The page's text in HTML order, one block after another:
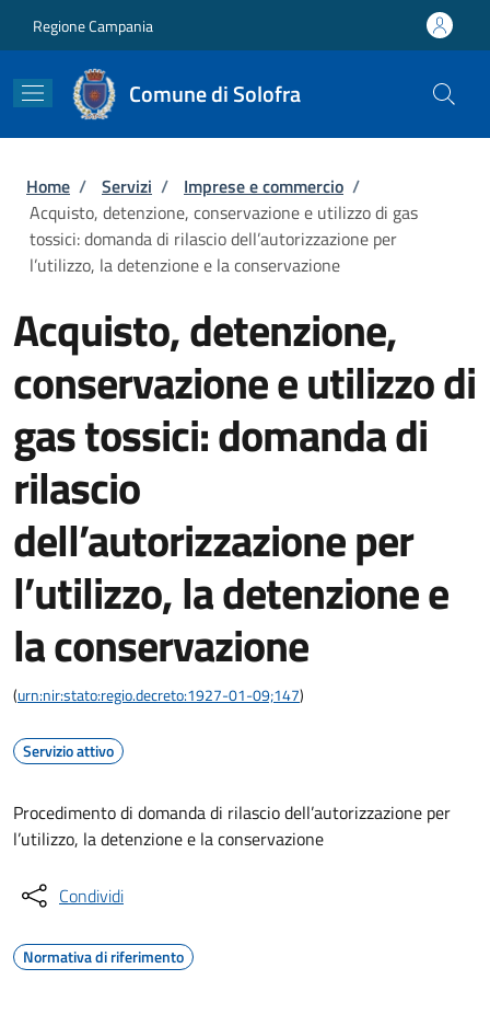
Regione Campania
Comune di Solofra
Briciole di pane
Home / Servizi / Imprese e commercio /
Acquisto, detenzione, conservazione e utilizzo di gas
tossici: domanda di rilascio dell’autorizzazione per
l’utilizzo, la detenzione e la conservazione
Acquisto, detenzione,
conservazione e utilizzo di
gas tossici: domanda di
rilascio
dell’autorizzazione per
l’utilizzo, la detenzione e
la conservazione
(urn:nir:stato:regio.decreto:1927-01-09;147)
Servizio attivo
Procedimento di domanda di rilascio dell’autorizzazione per
l’utilizzo, la detenzione e la conservazione
Condividi
Normativa di riferimento